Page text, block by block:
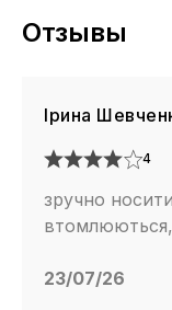
Отзывы
Ірина
4
зручно
23/07/26